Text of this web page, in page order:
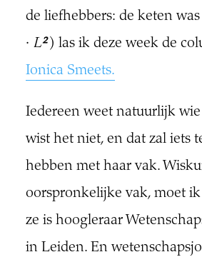
de liefhebbers: de keten was
· L²) las ik deze week de
Ionica Smeets.
Iedereen weet natuurlijk
wist het niet, en dat zal iets
hebben met haar vak.
oorspronkelijke vak, moet
ze is hoogleraar
in Leiden. En